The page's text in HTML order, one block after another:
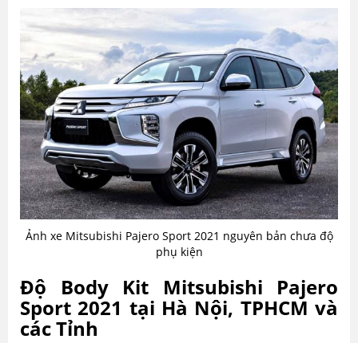
Ảnh xe Mitsubishi Pajero Sport 2021 nguyên bản chưa độ
phụ kiện
Độ Body Kit Mitsubishi Pajero
Sport 2021 tại Hà Nội, TPHCM và
các Tỉnh